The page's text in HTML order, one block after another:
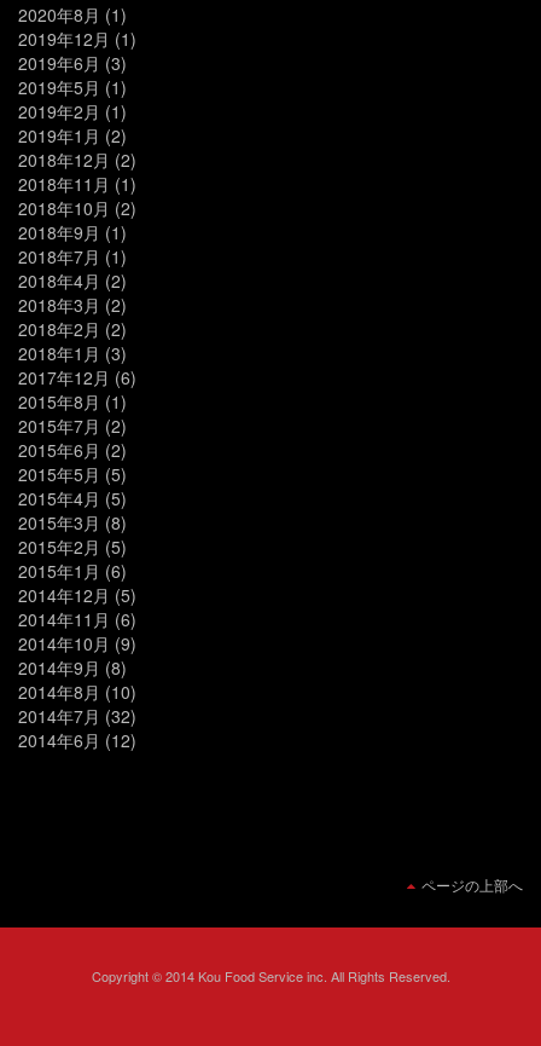
2020年8月 (1)
2019年12月 (1)
2019年6月 (3)
2019年5月 (1)
2019年2月 (1)
2019年1月 (2)
2018年12月 (2)
2018年11月 (1)
2018年10月 (2)
2018年9月 (1)
2018年7月 (1)
2018年4月 (2)
2018年3月 (2)
2018年2月 (2)
2018年1月 (3)
2017年12月 (6)
2015年8月 (1)
2015年7月 (2)
2015年6月 (2)
2015年5月 (5)
2015年4月 (5)
2015年3月 (8)
2015年2月 (5)
2015年1月 (6)
2014年12月 (5)
2014年11月 (6)
2014年10月 (9)
2014年9月 (8)
2014年8月 (10)
2014年7月 (32)
2014年6月 (12)
ページの上部へ
Copyright © 2014 Kou Food Service inc. All Rights Reserved.